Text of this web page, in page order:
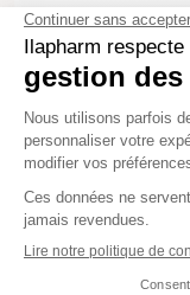
Toutes les
Nutritionnelles
Fabriqué en